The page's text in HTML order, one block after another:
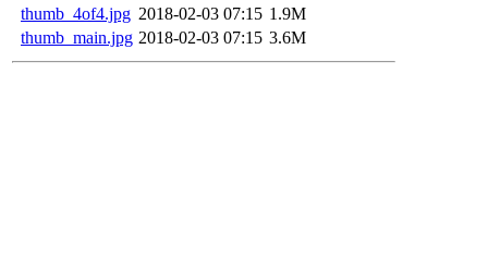
thumb_4of4.jpg 2018-02-03 07:15 1.9M
thumb_main.jpg 2018-02-03 07:15 3.6M